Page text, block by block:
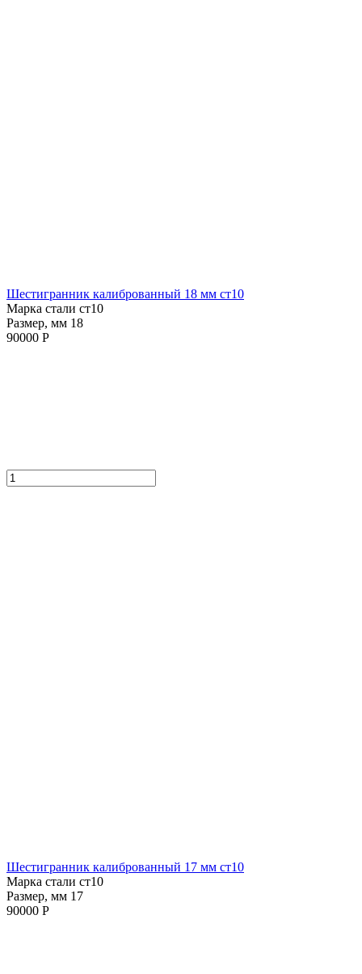
Шестигранник калиброванный 18 мм ст10
Марка стали ст10
Размер, мм 18
90000 Р
Шестигранник калиброванный 17 мм ст10
Марка стали ст10
Размер, мм 17
90000 Р